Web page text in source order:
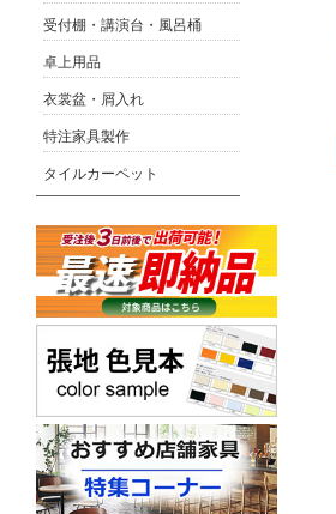
受付棚・講演台・風呂桶
卓上用品
衣裳盆・屑入れ
特注家具製作
タイルカーペット